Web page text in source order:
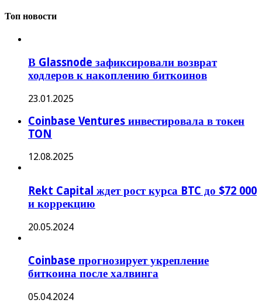
Топ новости
В Glassnode зафиксировали возврат
ходлеров к накоплению биткоинов
23.01.2025
Coinbase Ventures инвестировала в токен
TON
12.08.2025
Rekt Capital ждет рост курса BTC до $72 000
и коррекцию
20.05.2024
Coinbase прогнозирует укрепление
биткоина после халвинга
05.04.2024